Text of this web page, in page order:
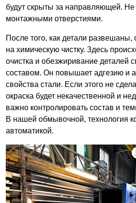
будут скрыты за направляющей. Не
монтажными отверстиями.
После того, как детали развешаны,
на химическую чистку. Здесь
очистка и обезжиривание деталей
составом. Он повышает адгезию и
свойства стали. Если этого не
окраска будет некачественной и
важно контролировать состав и
В нашей обмывочной, технология
автоматикой.